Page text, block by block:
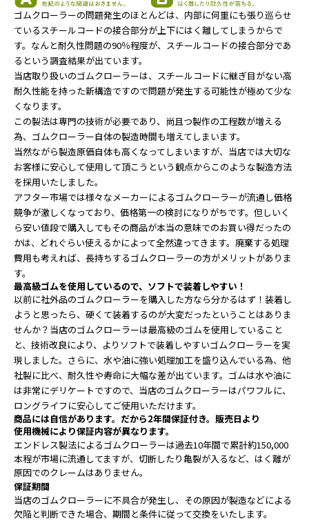
ゴムクローラーの問題発生のほとんどは、内部に何重にも張り巡らせ
ているスチールコードの接合部分が上下にはく離してしまうからで
す。なんと耐久性問題の90％程度が、スチールコードの接合部分であ
るという調査結果が出ています。
当店取り扱いのゴムクローラーは、スチールコードに継ぎ目がない高
耐久性能を持った新構造ですので問題が発生する可能性が極めて少な
くなります。
この製法は専門の技術が必要であり、尚且つ製作の工程数が増える
為、ゴムクローラー自体の製造時間も増えてしまいます。
当然ながら製造原価自体も高くなってしまいますが、当店では大切な
お客様に安心して使用して頂こうという観点からこのような製造方法
を採用いたしました。
アフター市場では様々なメーカーによるゴムクローラーが流通し価格
競争が激しくなっており、価格第一の検討になりがちです。但しいく
ら安い値段で購入してもその商品が本当の意味でのお買い得だったの
かは、どれぐらい使えるかによって全然違ってきます。廃棄する処理
費用も考えれば、長持ちするゴムクローラーの方がメリットがありま
す。
最高級ゴムを使用しているので、ソフトで装着しやすい！
以前に社外品のゴムクローラーを購入した方なら分かるはず！装着し
ようと思ったら、硬くて装着するのが大変だったということはありま
せんか？当店のゴムクローラーは最高級のゴムを使用していること
と、技術改良により、よりソフトで装着しやすいゴムクローラーを実
現しました。さらに、水や油に強い処理加工を盛り込んでいる為、他
社製に比べ、耐久性や寿命に大幅な差が出ています。ゴムは水や油に
は非常にデリケートですので、当店のゴムクローラーはパワフルに、
ロングライフに安心してご使用いただけます。
商品には自信があります。だから2年間保証付き。 販売日より
使用機械により保証内容が異なります。
エンドレス製法によるゴムクローラーは過去10年間で累計約150,000
本程が市場に流通してますが、切断したり亀裂が入るなど、はく離が
原因でのクレームはありません。
保証期間
当店のゴムクローラーに不具合が発生し、その原因が製造などによる
欠陥と判断できた場合、期間と条件に従って交換をいたします。